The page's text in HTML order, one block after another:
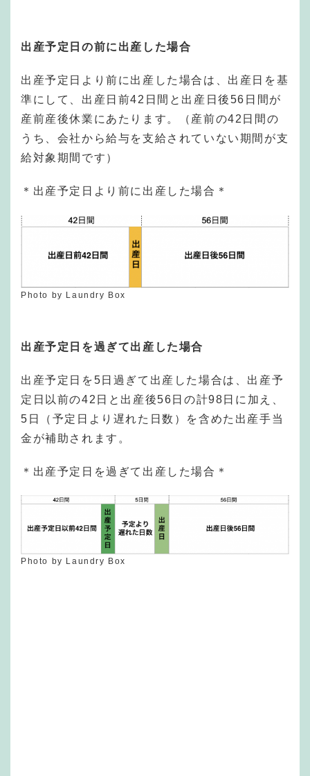
出産予定日の前に出産した場合
出産予定日より前に出産した場合は、出産日を基
準にして、出産日前42日間と出産日後56日間が
産前産後休業にあたります。（産前の42日間の
うち、会社から給与を支給されていない期間が支
給対象期間です）
＊出産予定日より前に出産した場合＊
Photo by Laundry Box
出産予定日を過ぎて出産した場合
出産予定日を5日過ぎて出産した場合は、出産予
定日以前の42日と出産後56日の計98日に加え、
5日（予定日より遅れた日数）を含めた出産手当
金が補助されます。
＊出産予定日を過ぎて出産した場合＊
Photo by Laundry Box